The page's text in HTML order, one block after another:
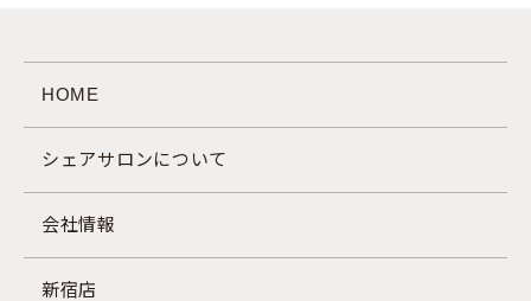
HOME
シェアサロンについて
会社情報
新宿店